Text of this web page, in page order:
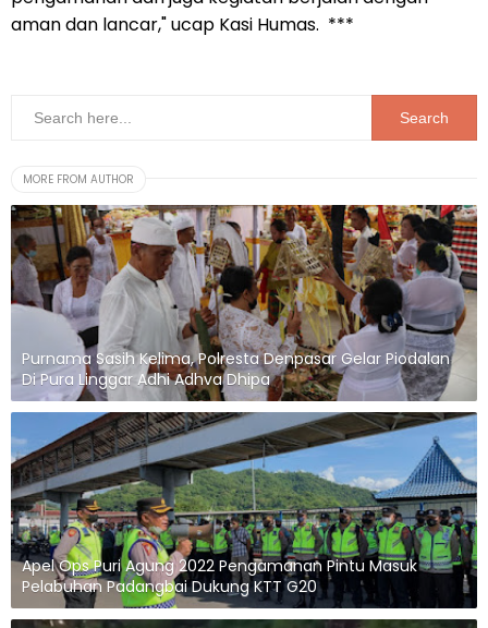
aman dan lancar," ucap Kasi Humas. ***
MORE FROM AUTHOR
Purnama Sasih Kelima, Polresta Denpasar Gelar Piodalan
Di Pura Linggar Adhi Adhva Dhipa
Apel Ops Puri Agung 2022 Pengamanan Pintu Masuk
Pelabuhan Padangbai Dukung KTT G20